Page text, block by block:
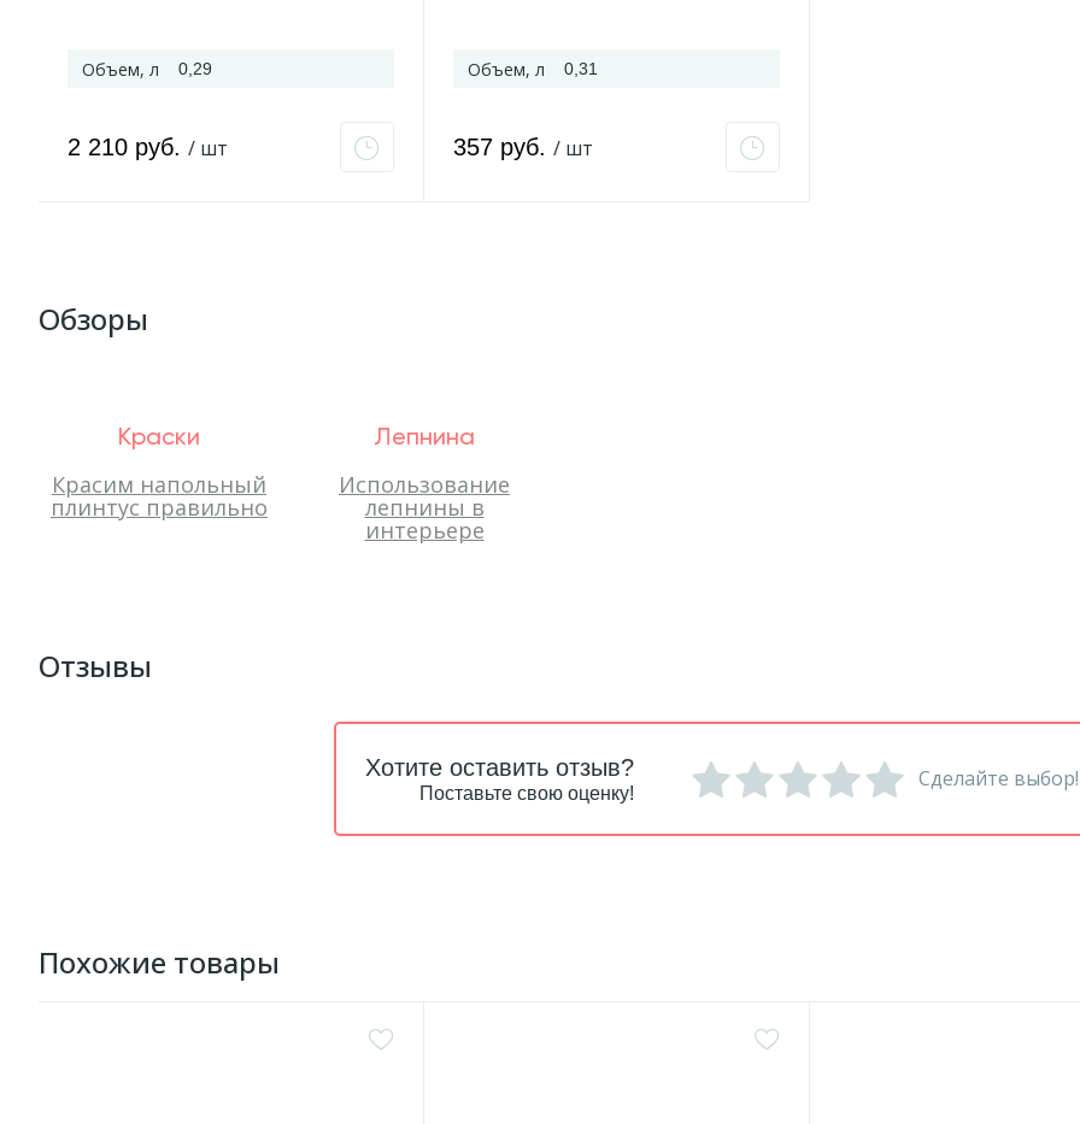
Объем, л 0,29
2 210 руб. / шт
Объем, л 0,31
357 руб. / шт
Обзоры
Краски
Красим напольный
плинтус правильно
Лепнина
Использование
лепнины в
интерьере
Отзывы
Хотите оставить отзыв?
Поставьте свою оценку!
Сделайте выбор!
Похожие товары